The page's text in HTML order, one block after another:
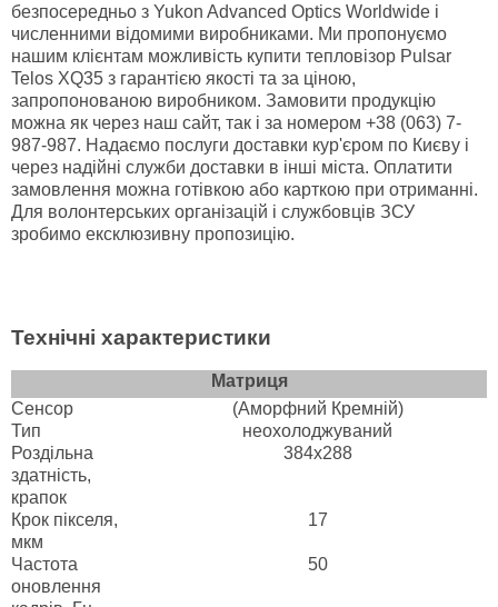
безпосередньо з Yukon Advanced Optics Worldwide і
численними відомими виробниками. Ми пропонуємо
нашим клієнтам можливість купити тепловізор Pulsar
Telos XQ35 з гарантією якості та за ціною,
запропонованою виробником. Замовити продукцію
можна як через наш сайт, так і за номером +38 (063) 7-
987-987. Надаємо послуги доставки кур'єром по Києву і
через надійні служби доставки в інші міста. Оплатити
замовлення можна готівкою або карткою при отриманні.
Для волонтерських організацій і службовців ЗСУ
зробимо ексклюзивну пропозицію.
Технічні характеристики
Матриця
Сенсор
(Аморфний Кремній)
Тип
неохолоджуваний
Роздільна
здатність,
крапок
384x288
Крок пікселя,
мкм
17
Частота
оновлення
50